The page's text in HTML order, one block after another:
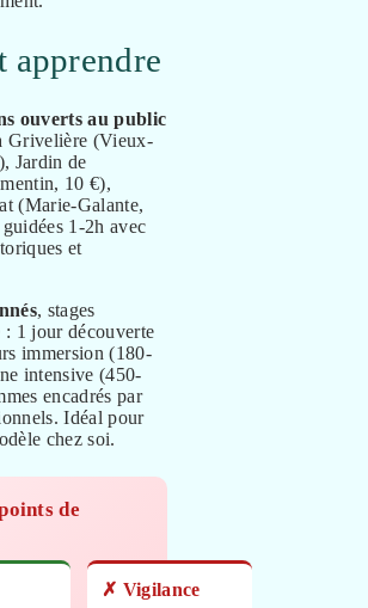
apprendre
ouverts au public
Grivelière (Vieux-
Jardin de
10 €),
(Marie-Galante,
1-2h avec
et
, stages
: 1 jour découverte
immersion (180-
intensive (450-
encadrés par
Idéal pour
chez soi.
de
✗ Vigilance